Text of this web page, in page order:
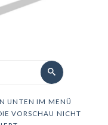
UNTEN IM MENÜ
VORSCHAU NICHT